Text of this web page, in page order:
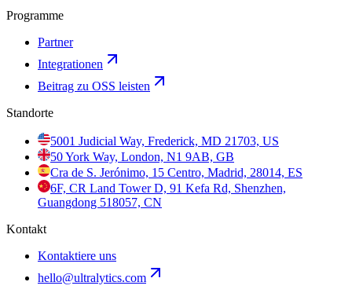
Programme
Partner
Integrationen
Beitrag zu OSS leisten
Standorte
5001 Judicial Way, Frederick, MD 21703, US
50 York Way, London, N1 9AB, GB
Cra de S. Jerónimo, 15 Centro, Madrid, 28014, ES
6F, CR Land Tower D, 91 Kefa Rd, Shenzhen,
Guangdong 518057, CN
Kontakt
Kontaktiere uns
hello@ultralytics.com